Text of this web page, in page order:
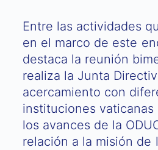
Entre las actividades
en el marco de este
destaca la reunión
realiza la Junta
acercamiento con
instituciones vaticanas
los avances de la
relación a la misión de